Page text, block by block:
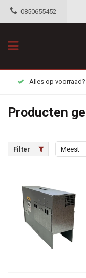
0850655452
Alles op
Producten
Filter
Meest